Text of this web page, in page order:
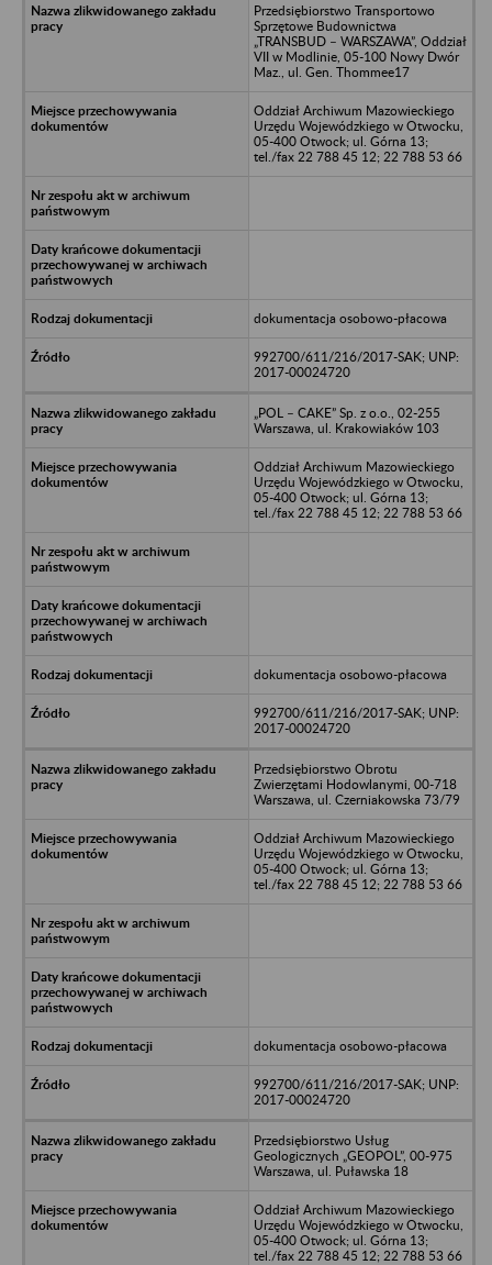
Przedsiębiorstwo Transportowo
Sprzętowe Budownictwa
„TRANSBUD – WARSZAWA”, Oddział
VII w Modlinie, 05-100 Nowy Dwór
Maz., ul. Gen. Thommee17
Oddział Archiwum Mazowieckiego
Urzędu Wojewódzkiego w Otwocku,
05-400 Otwock; ul. Górna 13;
tel./fax 22 788 45 12; 22 788 53 66
dokumentacja osobowo-płacowa
992700/611/216/2017-SAK; UNP:
2017-00024720
„POL – CAKE” Sp. z o.o., 02-255
Warszawa, ul. Krakowiaków 103
Oddział Archiwum Mazowieckiego
Urzędu Wojewódzkiego w Otwocku,
05-400 Otwock; ul. Górna 13;
tel./fax 22 788 45 12; 22 788 53 66
dokumentacja osobowo-płacowa
992700/611/216/2017-SAK; UNP:
2017-00024720
Przedsiębiorstwo Obrotu
Zwierzętami Hodowlanymi, 00-718
Warszawa, ul. Czerniakowska 73/79
Oddział Archiwum Mazowieckiego
Urzędu Wojewódzkiego w Otwocku,
05-400 Otwock; ul. Górna 13;
tel./fax 22 788 45 12; 22 788 53 66
dokumentacja osobowo-płacowa
992700/611/216/2017-SAK; UNP:
2017-00024720
Przedsiębiorstwo Usług
Geologicznych „GEOPOL”, 00-975
Warszawa, ul. Puławska 18
Oddział Archiwum Mazowieckiego
Urzędu Wojewódzkiego w Otwocku,
05-400 Otwock; ul. Górna 13;
tel./fax 22 788 45 12; 22 788 53 66